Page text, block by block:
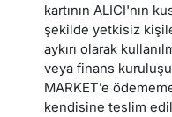
kartının ALICI'nın
şekilde yetkisiz
aykırı olarak
veya finans
MARKET’e
kendisine teslim